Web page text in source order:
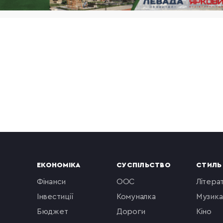
ЕКОНОМІКА
фінанси
інвестиції
бюджет
СУСПІЛЬСТВО
ООС
комуналка
Дороги
музика
кіно